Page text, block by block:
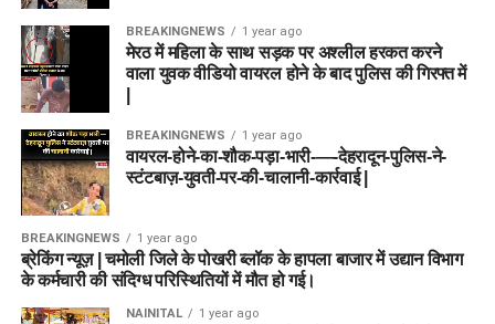
BREAKINGNEWS 1 year ago
मेरठ में महिला के साथ सड़क पर अश्लील हरकत करने
वाला युवक वीडियो वायरल होने के बाद पुलिस की गिरफ्त में
BREAKINGNEWS 1 year ago
वायरल-होने-का-शौक-पड़ा-भारी-—-देहरादून-पुलिस-ने-
स्टंटबाज़-युवती-पर-की-चालानी-कार्रवाई |
BREAKINGNEWS 1 year ago
ब्रेकिंग न्यूज़ | चमोली जिले के पोखरी ब्लॉक के हापला बाजार में उद्यान विभाग
के कर्मचारी की संदिग्ध परिस्थितियों में मौत हो गई।
NAINITAL 1 year ago